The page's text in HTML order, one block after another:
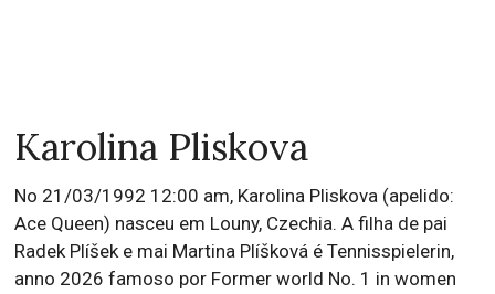
Karolina Pliskova
No 21/03/1992 12:00 am, Karolina Pliskova (apelido:
Ace Queen) nasceu em Louny, Czechia. A filha de pai
Radek Plíšek e mai Martina Plíšková é Tennisspielerin,
anno 2026 famoso por Former world No. 1 in women